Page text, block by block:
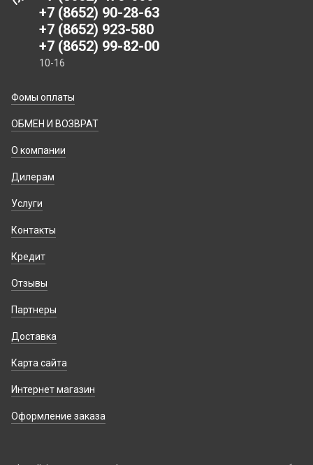
+7 (8652) 90-28-63
+7 (8652) 923-580
+7 (8652) 99-82-00
10-16
Фомы оплаты
ОБМЕН И ВОЗВРАТ
О компании
Дилерам
Услуги
Контакты
Кредит
Отзывы
Партнеры
Доставка
Карта сайта
Интернет магазин
Оформление заказа